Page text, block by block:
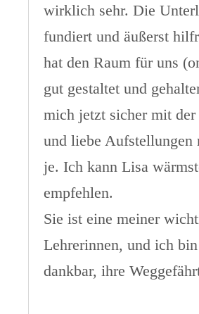
wirklich sehr. Die
fundiert und äußerst
hat den Raum für uns
gut gestaltet und
mich jetzt sicher mit der
und liebe Aufstellungen
je. Ich kann Lisa
empfehlen.
Sie ist eine meiner
Lehrerinnen, und ich
dankbar, ihre